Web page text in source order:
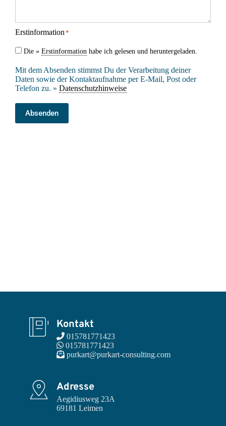
Erstinformation *
Die » Erstinformation habe ich gelesen und heruntergeladen.
Mit dem Absenden stimmst Du der Verarbeitung deiner
Daten sowie der Kontaktaufnahme per E-Mail, Post oder
Telefon zu. » Datenschutzhinweise
Absenden
Kontakt
015781771423
015781771423
purkart@purkart-consulting.com
Adresse
Aegidiusweg 23A
69181 Leimen